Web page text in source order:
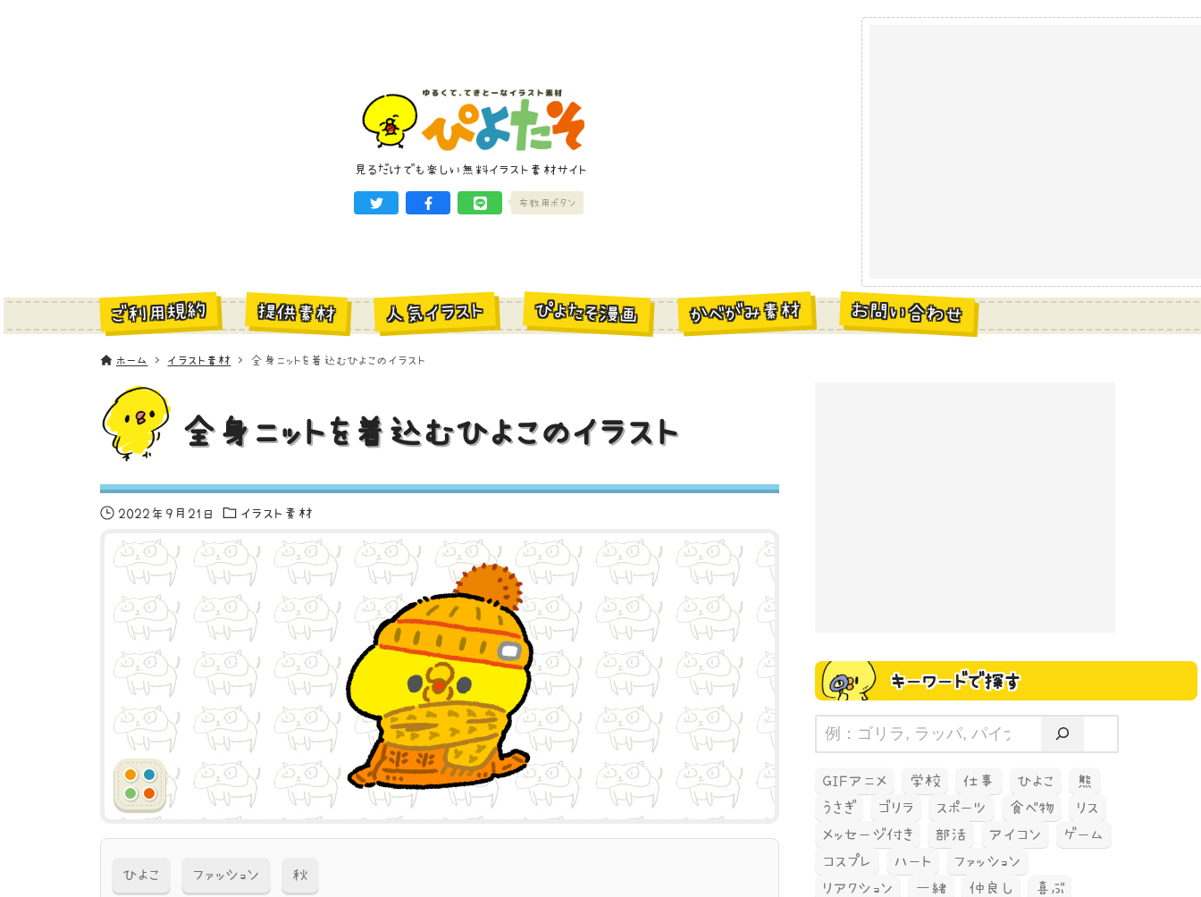
見るだけでも楽しい無料イラスト素材サイト
布教用ボタン
ご利用規約 提供素材 人気イラスト ぴよたそ漫画 かべがみ素材 お問い合わせ
ホーム イラスト素材 全身ニットを着込むひよこのイラスト
全身ニットを着込むひよこのイラスト
2022年9月21日 イラスト素材
ひよこ ファッション 秋
キーワードで探す
GIFアニメ 学校 仕事 ひよこ
熊
うさぎ
ゴリラ スポーツ 食べ物
リス
メッセージ付き
部活 アイコン
ゲーム
コスプレ
ハート
ファッション
リアクション
一緒 仲良し
喜ぶ